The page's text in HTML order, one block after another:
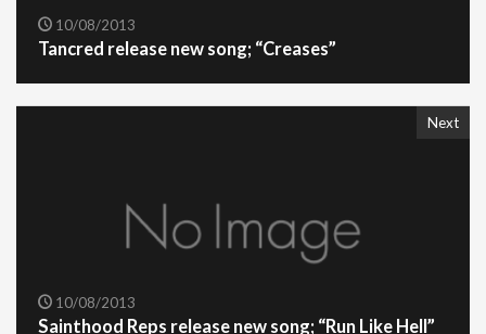
10/08/2013
Tancred release new song; “Creases”
Next
10/08/2013
Sainthood Reps release new song; “Run Like Hell”